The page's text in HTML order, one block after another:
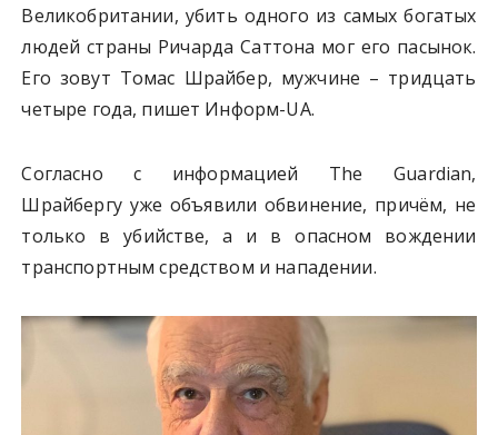
Великобритании, убить одного из самых богатых
людей страны Ричарда Саттона мог его пасынок.
Его зовут Томас Шрайбер, мужчине – тридцать
четыре года, пишет Информ-UA.
Согласно с информацией The Guardian,
Шрайбергу уже объявили обвинение, причём, не
только в убийстве, а и в опасном вождении
транспортным средством и нападении.